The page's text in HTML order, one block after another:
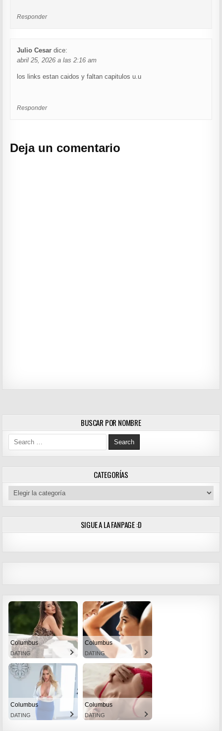
Responder
Julio Cesar dice:
abril 25, 2026 a las 2:16 am
los links estan caidos y faltan capitulos u.u
Responder
Deja un comentario
BUSCAR POR NOMBRE
Search for:
CATEGORÍAS
Categorías
SIGUE A LA FANPAGE :D
Columbus
DATING
Columbus
DATING
Columbus
DATING
Columbus
DATING